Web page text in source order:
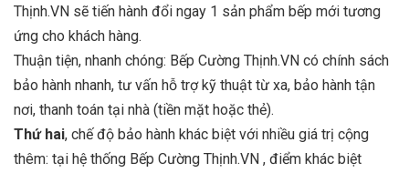
Thịnh.VN sẽ tiến hành đổi ngay 1 sản phẩm bếp mới tương
ứng cho khách hàng.
Thuận tiện, nhanh chóng: Bếp Cường Thịnh.VN có chính sách
bảo hành nhanh, tư vấn hỗ trợ kỹ thuật từ xa, bảo hành tận
nơi, thanh toán tại nhà (tiền mặt hoặc thẻ).
Thứ hai, chế độ bảo hành khác biệt với nhiều giá trị cộng
thêm: tại hệ thống Bếp Cường Thịnh.VN , điểm khác biệt